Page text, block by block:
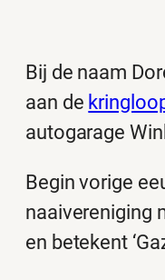
Bij de naam
aan de
autogarage
Begin vorige
naaivereniging
en betekent